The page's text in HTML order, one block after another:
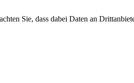
Sie, dass dabei Daten an